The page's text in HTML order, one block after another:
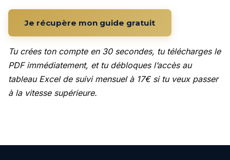
Je récupère mon guide gratuit
Tu crées ton compte en 30 secondes, tu télécharges le
PDF immédiatement, et tu débloques l’accès au
tableau Excel de suivi mensuel à 17€ si tu veux passer
à la vitesse supérieure.